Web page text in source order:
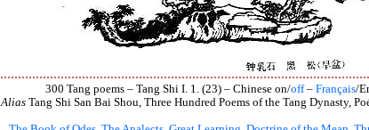
300 Tang poems – Tang Shi I. 1. (23) – Chinese on/off– Français/
Alias Tang Shi San Bai Shou, Three Hundred Poems of the Tang Dynasty,